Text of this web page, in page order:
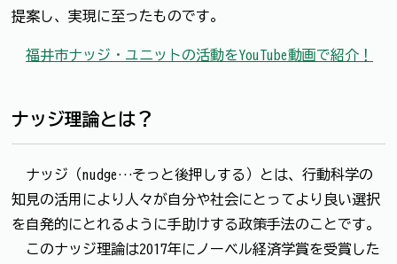
提案し、実現に至ったものです。
福井市ナッジ・ユニットの活動をYouTube動画で紹介！
ナッジ理論とは？
ナッジ（nudge…そっと後押しする）とは、行動科学の
知見の活用により人々が自分や社会にとってより良い選択
を自発的にとれるように手助けする政策手法のことです。
このナッジ理論は2017年にノーベル経済学賞を受賞した